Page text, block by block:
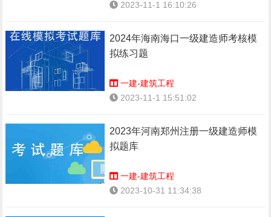
2023-11-1 16:10:26
2024年海南海口一级建造师考核模
拟练习题
一建-建筑工程
2023-11-1 15:51:02
2023年河南郑州注册一级建造师模
拟题库
一建-建筑工程
2023-10-31 11:34:38